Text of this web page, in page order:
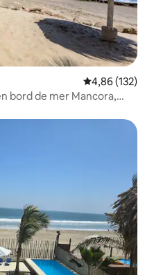
Évaluation
4,86 (132)
mer Mancora,